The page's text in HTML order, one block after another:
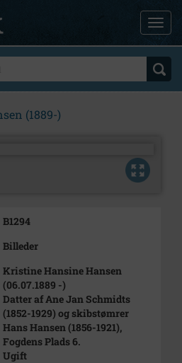
(1889-)
B1294
Billeder
Kristine Hansine Hansen
(06.07.1889 -)
Datter af Ane Jan Schmidts
(1852-1929) og skibstømrer
Hans Hansen (1856-1921),
Fogdens Plads 6.
Ugift